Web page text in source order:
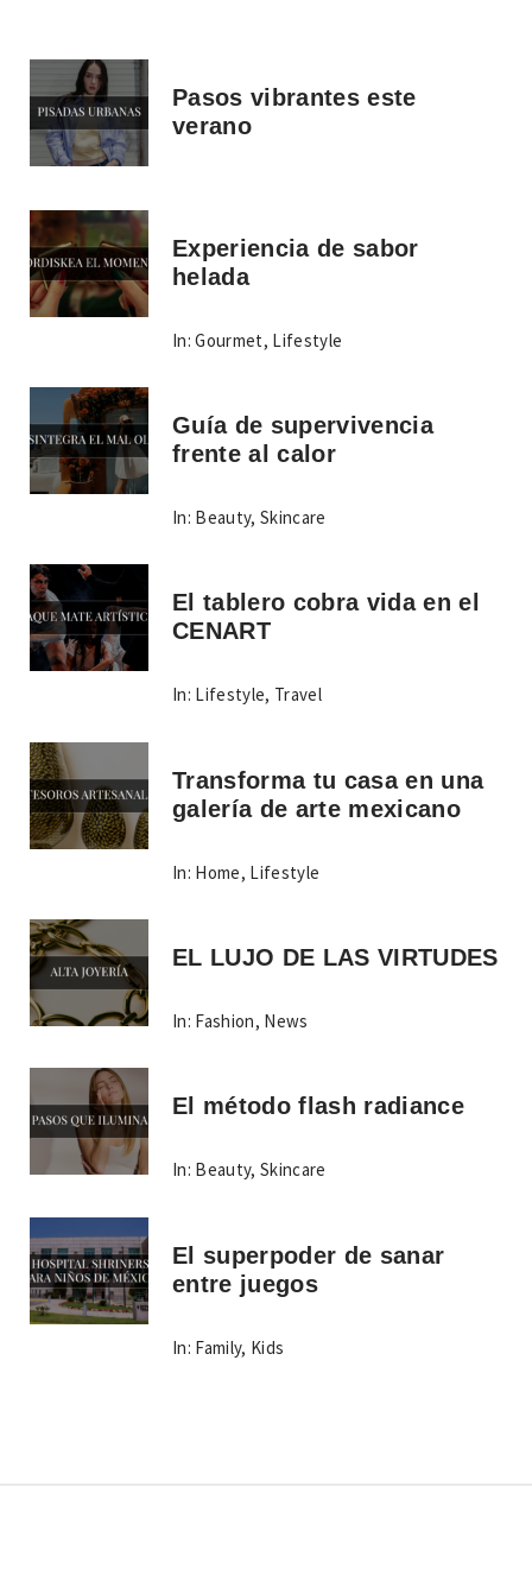
Pasos vibrantes este
verano
Experiencia de sabor
helada
In: Gourmet, Lifestyle
Guía de supervivencia
frente al calor
In: Beauty,Skincare
El tablero cobra vida en el
CENART
In: Lifestyle, Travel
Transforma tu casa en una
galería de arte mexicano
In: Home, Lifestyle
EL LUJO DE LAS VIRTUDES
In: Fashion, News
El método flash radiance
In: Beauty,Skincare
El superpoder de sanar
entre juegos
In: Family, Kids